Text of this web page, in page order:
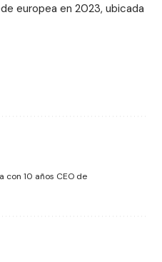
europea en 2023, ubicada
con 10 años CEO de